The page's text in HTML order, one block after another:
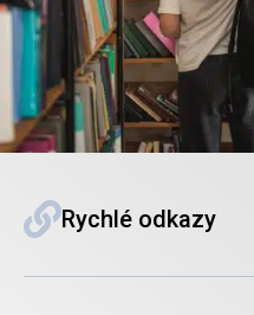
Rychlé odkazy